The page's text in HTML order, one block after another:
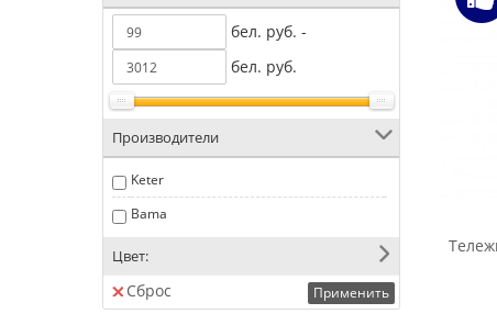
бел. руб. -
бел. руб.
Производители
Keter
Bama
Цвет:
Сброс Применить